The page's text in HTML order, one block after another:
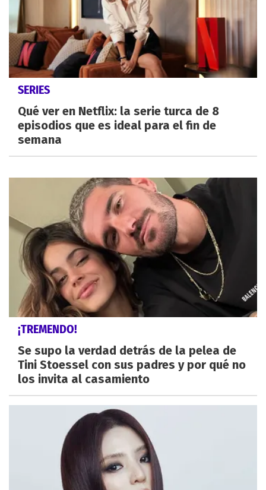
SERIES
Qué ver en Netflix: la serie turca de 8
episodios que es ideal para el fin de
semana
¡TREMENDO!
Se supo la verdad detrás de la pelea de
Tini Stoessel con sus padres y por qué no
los invita al casamiento